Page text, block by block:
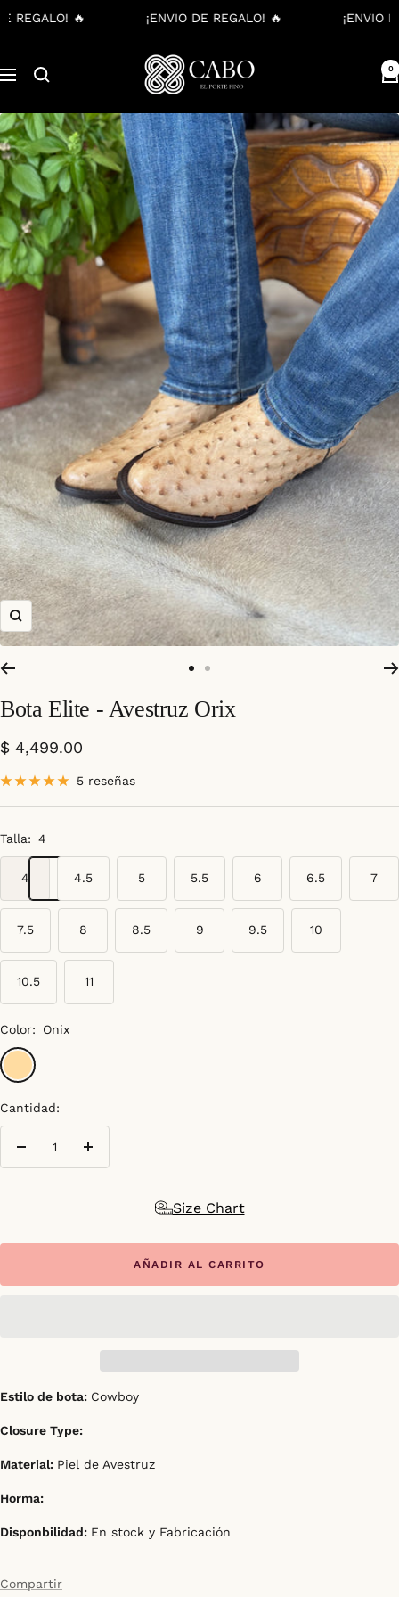
🔥 ¡ENVIO DE REGALO! 🔥
¡ENVIO DE
al
Navigación
Cabo
Boots
0
Zoom
la
a
la
Bota Elite - Avestruz Orix
Precio
de
$ 4,499.00
5 reseñas
Talla: 4
4 4.5 5 5.5 6 6.5 7
7.5 8 8.5 9 9.5 10
10.5 11
Color: Onix
Onix
Cantidad:
Decrecer
Aumentar
Size Chart
AÑADIR AL CARRITO
Estilo de bota: Cowboy
Closure Type:
Material: Piel de Avestruz
Horma:
Disponbilidad: En stock y Fabricación
Compartir